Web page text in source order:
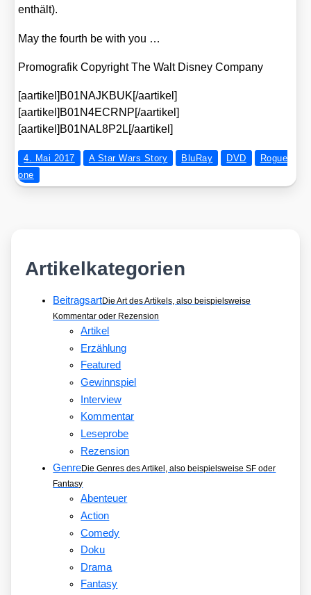
ent­hält).
May the fourth be with you …
Pro­mo­gra­fik Copy­right The Walt Dis­ney Com­pa­ny
[aartikel]B01NAJKBUK[/aartikel]
[aartikel]B01N4ECRNP[/aartikel]
[aartikel]B01NAL8P2L[/aartikel]
4. Mai 2017 A Star Wars Story BluRay DVD
Rogue
one
Artikelkategorien
BeitragsartDie Art des Artikels, also beispielsweise
Kommentar oder Rezension
Artikel
Erzählung
Featured
Gewinnspiel
Interview
Kommentar
Leseprobe
Rezension
GenreDie Genres des Artikel, also beispielsweise SF oder
Fantasy
Abenteuer
Action
Comedy
Doku
Drama
Fantasy